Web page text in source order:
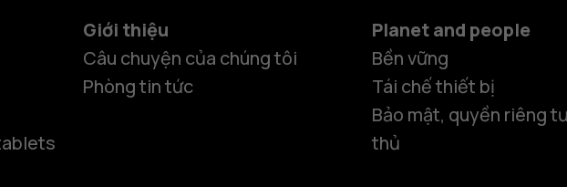
Giới thiệu
Câu chuyện của chúng tôi
Phòng tin tức
Planet and people
Bền vững
Tái chế thiết bị
Bảo mật, quyền riêng
thủ